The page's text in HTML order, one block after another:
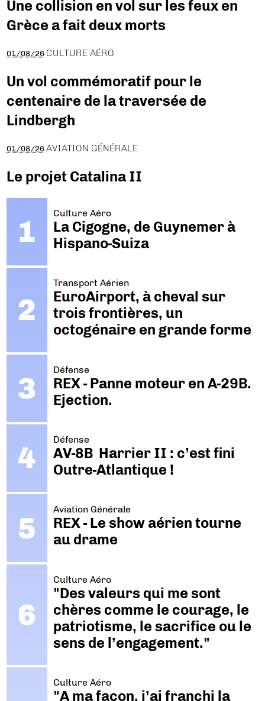
Une collision en vol sur les feux en
Grèce a fait deux morts
01/08/26 CULTURE AÉRO
Un vol commémoratif pour le
centenaire de la traversée de
Lindbergh
01/08/26 AVIATION GÉNÉRALE
Le projet Catalina II
Culture Aéro
La Cigogne, de Guynemer à
Hispano-Suiza
Transport Aérien
EuroAirport, à cheval sur
trois frontières, un
octogénaire en grande forme
Défense
REX - Panne moteur en A-29B.
Ejection.
Défense
AV-8B Harrier II : c’est fini
Outre-Atlantique !
Aviation Générale
REX - Le show aérien tourne
au drame
Culture Aéro
"Des valeurs qui me sont
chères comme le courage, le
patriotisme, le sacrifice ou le
sens de l’engagement."
Culture Aéro
"A ma façon, j’ai franchi la